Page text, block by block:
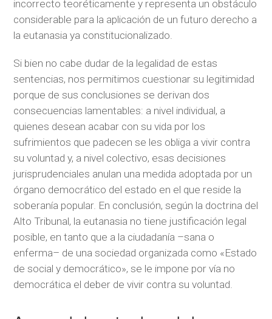
incorrecto teoréticamente y representa un obstáculo
considerable para la aplicación de un futuro derecho a
la eutanasia ya constitucionalizado.
Si bien no cabe dudar de la legalidad de estas
sentencias, nos permitimos cuestionar su legitimidad
porque de sus conclusiones se derivan dos
consecuencias lamentables: a nivel individual, a
quienes desean acabar con su vida por los
sufrimientos que padecen se les obliga a vivir contra
su voluntad y, a nivel colectivo, esas decisiones
jurisprudenciales anulan una medida adoptada por un
órgano democrático del estado en el que reside la
soberanía popular. En conclusión, según la doctrina del
Alto Tribunal, la eutanasia no tiene justificación legal
posible, en tanto que a la ciudadanía –sana o
enferma– de una sociedad organizada como «Estado
de social y democrático», se le impone por vía no
democrática el deber de vivir contra su voluntad.